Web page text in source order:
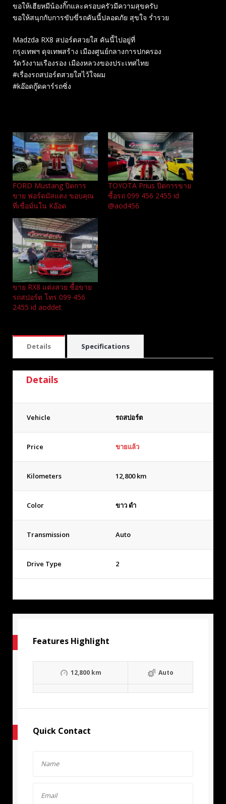
ขอให้เฮียหมีน้องกิ๊กและครอบครัวมีความสุขครับ
ขอให้สนุกกับการขับขี่รถคันนี้ปลอดภัย สุขใจ ร่ำรวย
Madzda RX8 สปอร์ตสวยใส คันนี้ไปอยู่ที่
กรุงเทพฯ ดุจเทพสร้าง เมืองศูนย์กลางการปกครอง
วัดวังงามเรืองรอง เมืองหลวงของประเทศไทย
#เรื่องรถสปอร์ตสวยใสไว้ใจผม
#kอ๊อดกู๊ดคาร์รถซิ่ง
FORD Mustang ปิดการ
ขาย ฟอร์ดมัสแตง ขอบคุณ
ที่เชื่อมั่นใน Kอ๊อด
TOYOTA Prius ปิดการขาย
ซื้อรถ 099 456 2455 id
@aod456
ขาย RX8 แต่งสวย ซื้อขาย
รถสปอร์ต โทร 099 456
2455 id aoddet
Details Specifications
Details
Vehicle รถสปอร์ต
Price ขายแล้ว
Kilometers 12,800 km
Color ขาว ดำ
Transmission Auto
Drive Type 2
Features Highlight
12,800 km Auto
Quick Contact